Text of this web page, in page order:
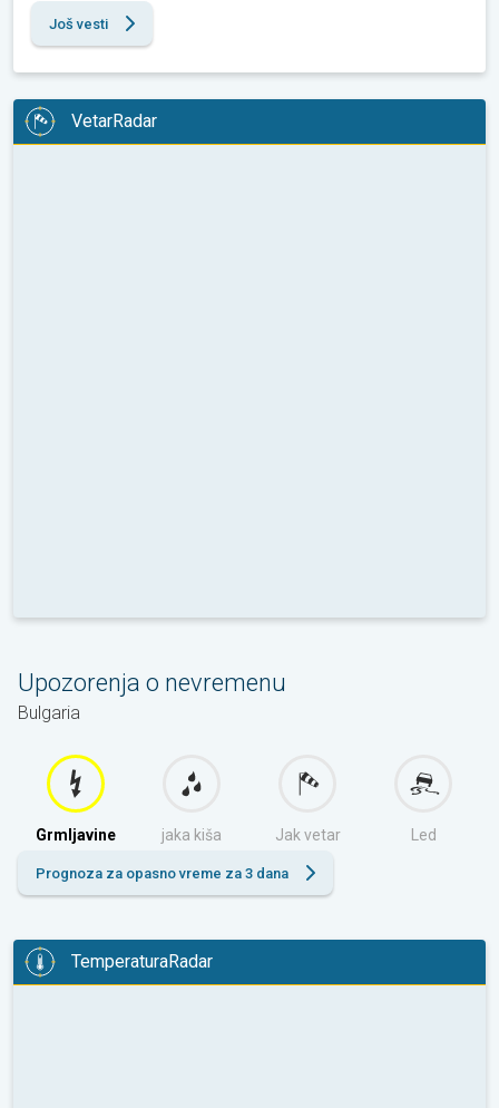
Još vesti
VetarRadar
Upozorenja o nevremenu
Bulgaria
Grmljavine jaka kiša Jak vetar Led
Prognoza za opasno vreme za 3 dana
TemperaturaRadar